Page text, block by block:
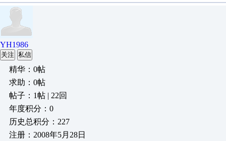
YH1986
关注 私信
精华：0帖
求助：0帖
帖子：1帖 | 22回
年度积分：0
历史总积分：227
注册：2008年5月28日